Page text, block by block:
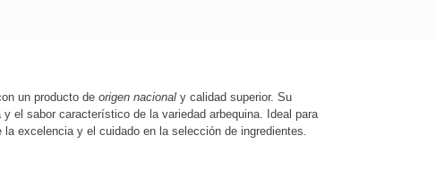
un producto de origen nacionaly calidad superior. Su
el sabor característico de la variedad arbequina. Ideal para
excelencia y el cuidado en la selección de ingredientes.